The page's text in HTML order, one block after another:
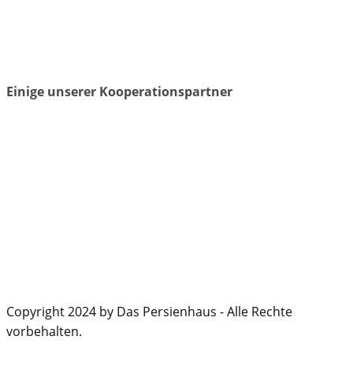
Einige unserer Kooperationspartner
Copyright 2024 by Das Persienhaus - Alle Rechte
vorbehalten.